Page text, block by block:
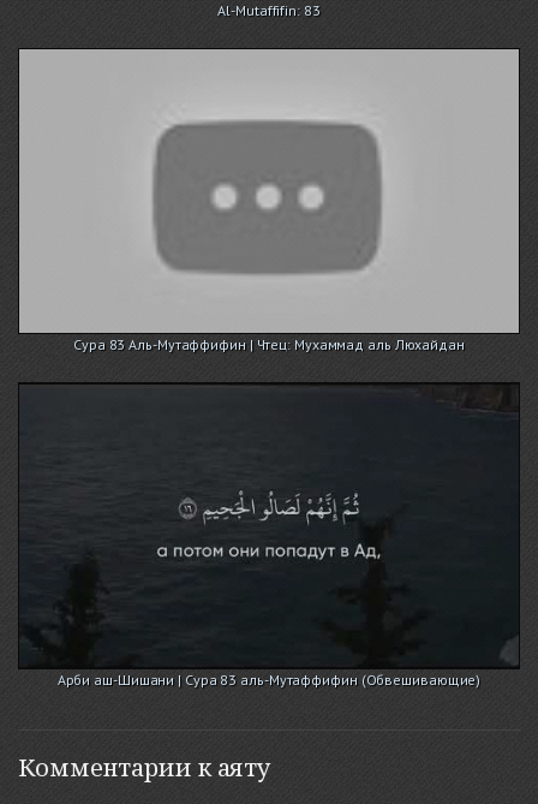
Al-Mutaffifin: 83
Сура 83 Аль-Мутаффифин | Чтец: Мухаммад аль Люхайдан
Арби аш-Шишани | Сура 83 аль-Мутаффифин (Обвешивающие)
Комментарии к аяту